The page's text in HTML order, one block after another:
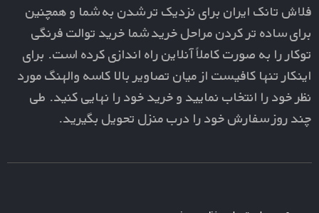
فلاش تانک ایران برای نزدیک تر شدن به شما و همچنین
برای ساده تر کردن مراحل خرید شما خرید توالت فرنگی
توکار را به صورت کاملاً آنلاین راه اندازی کرده است. برای
اینکار تنها کافیست از میان تصاویر بالا کاسه والهنگ مورد
نظر خود را انتخاب نمایید و خرید خود را نهایی کنید. طی
چند روز سفارش خود را درب منزل تحویل بگیرید.